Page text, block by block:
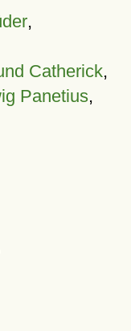
,
Catherick,
Panetius,